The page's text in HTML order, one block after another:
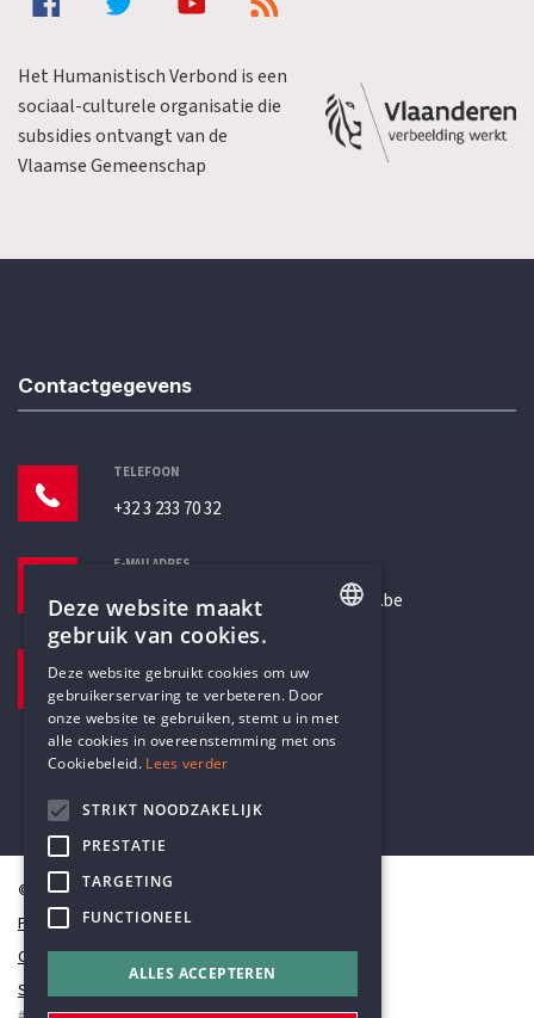
Het Humanistisch Verbond is een
sociaal-culturele organisatie die
subsidies ontvangt van de
Vlaamse Gemeenschap
Contactgegevens
TELEFOON
+32 3 233 70 32
E-MAILADRES
secretariaat@humanistischverbond.be
Pottenbrug 4
Antwerpen, 2000
© Humanistisch Verbond 2026
Privacy
Cookiestatement
Sitemap
DUTCH
Deze website maakt
gebruik van cookies.
Deze website gebruikt cookies om uw
gebruikerservaring te verbeteren. Door
onze website te gebruiken, stemt u in met
alle cookies in overeenstemming met ons
Cookiebeleid. Lees verder
STRIKT NOODZAKELIJK
PRESTATIE
TARGETING
FUNCTIONEEL
ALLES ACCEPTEREN